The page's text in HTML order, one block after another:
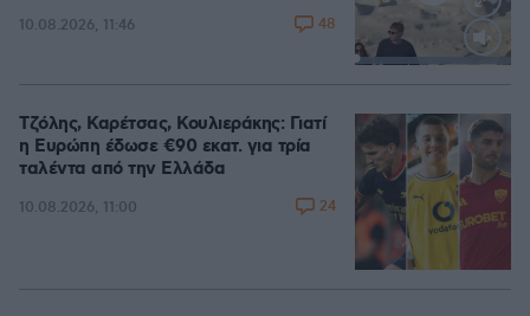
Loaded
10.08.2026, 11:46 48
Τζόλης, Καρέτσας, Κουλιεράκης: Γιατί
η Ευρώπη έδωσε €90 εκατ. για τρία
ταλέντα από την Ελλάδα
10.08.2026, 11:00 24